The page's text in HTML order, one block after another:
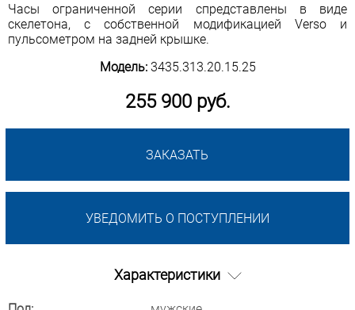
Часы ограниченной серии спредставлены в виде
скелетона, с собственной модификацией Verso и
пульсометром на задней крышке.
Модель:3435.313.20.15.25
255 900 руб.
УВЕДОМИТЬ О ПОСТУПЛЕНИИ
ЗАКАЗАТЬ
Характеристики